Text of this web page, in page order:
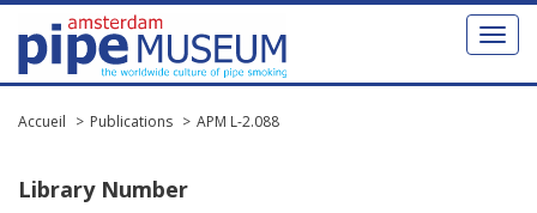
Toggle
Accueil Publications APM L-2.088
Library Number